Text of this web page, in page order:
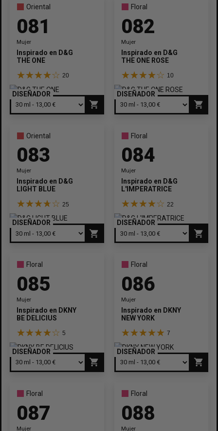
Oriental
081
Mujer
Inspirado en D&G
THE ONE
20
DISEÑADOR
shopping_cart
Floral
082
Mujer
Inspirado en D&G
THE ONE ROSE
10
DISEÑADOR
shopping_cart
Oriental
083
Mujer
Inspirado en D&G
LIGHT BLUE
25
DISEÑADOR
shopping_cart
Floral
084
Mujer
Inspirado en D&G
L'IMPERATRICE
22
DISEÑADOR
shopping_cart
Floral
085
Mujer
Inspirado en DKNY
BE DELICIUS
5
DISEÑADOR
shopping_cart
Floral
086
Mujer
Inspirado en DKNY
NEW YORK
7
DISEÑADOR
shopping_cart
Floral
087
Mujer
Floral
088
Mujer